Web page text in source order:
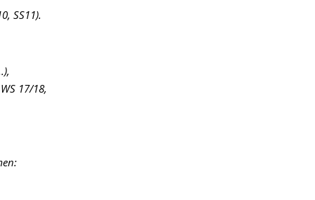
SS11).
17/18,